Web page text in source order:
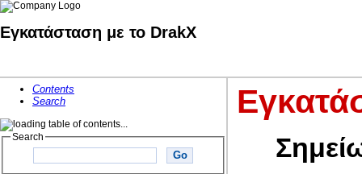
Εγκατάσταση με το DrakX
Contents
Search
Search